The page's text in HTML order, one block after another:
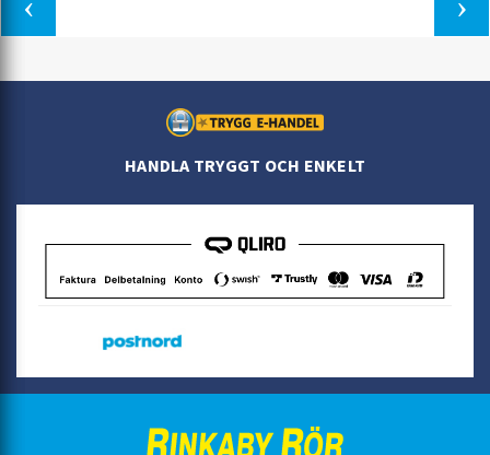
HANDLA TRYGGT OCH ENKELT